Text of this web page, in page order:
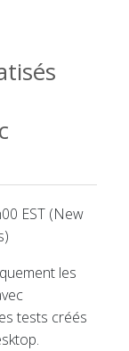
EST (New
les
tests créés